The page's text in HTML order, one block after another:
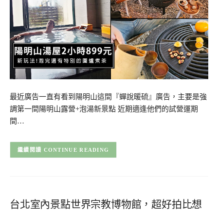
最近廣告一直有看到陽明山這間『蟬說暖硫』廣告，主要是強
調第一間陽明山露營+泡湯新景點 近期適逢他們的試營運期
間…
CONTINUE READING
台北室內景點世界宗教博物館，超好拍比想